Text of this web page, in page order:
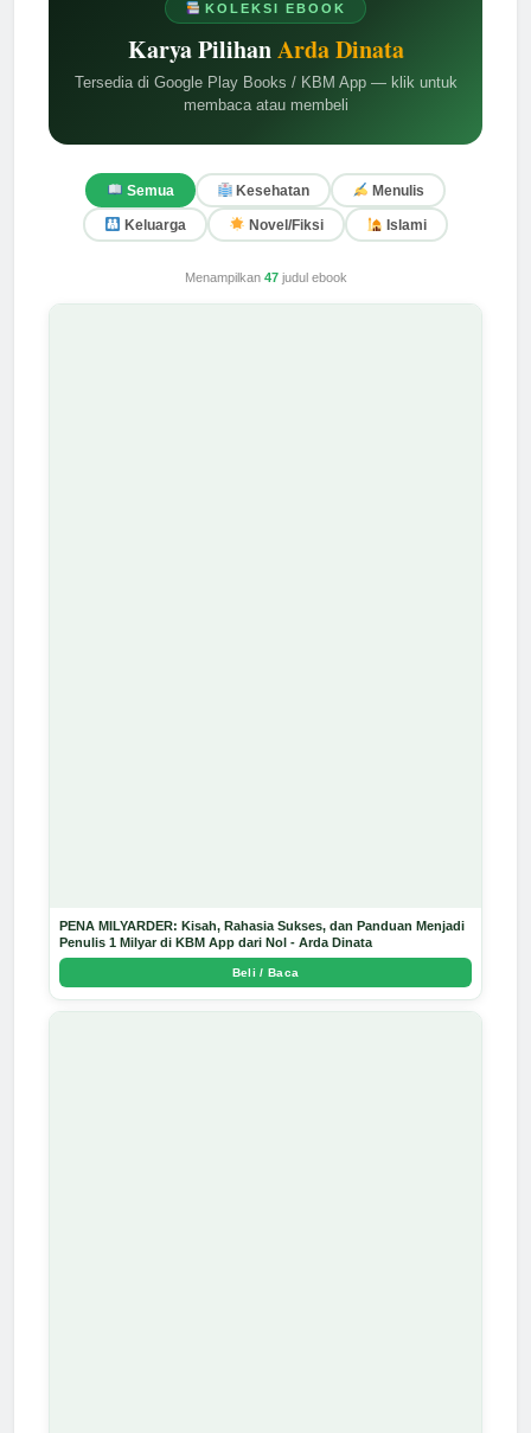
KOLEKSI EBOOK
Karya PilihanArda Dinata
Tersedia di Google Play Books / KBM App — klik untuk
membaca atau membeli
Semua Kesehatan Menulis
Keluarga Novel/Fiksi Islami
Menampilkan 47judul ebook
PENA MILYARDER: Kisah, Rahasia Sukses, dan Panduan Menjadi
Penulis 1 Milyar di KBM App dari Nol - Arda Dinata
Beli / Baca